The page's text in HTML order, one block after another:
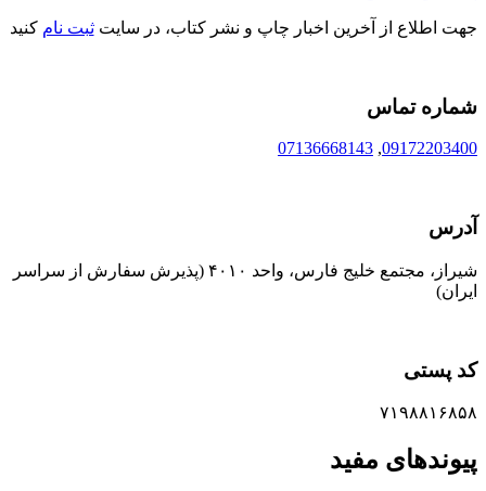
جهت اطلاع از آخرین اخبار چاپ و نشر کتاب، در سایتثبت نام کنید
شماره تماس
09172203400
,
07136668143
آدرس
شیراز، مجتمع خلیج فارس، واحد ۴۰۱۰ (پذیرش سفارش از سراسر
ایران)
کد پستی
۷۱۹۸۸۱۶۸۵۸
پیوندهای مفید